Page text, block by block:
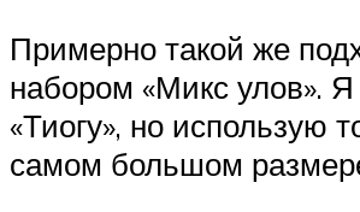
Примерно такой же
набором «Микс улов».
«Тиогу», но использую
самом большом